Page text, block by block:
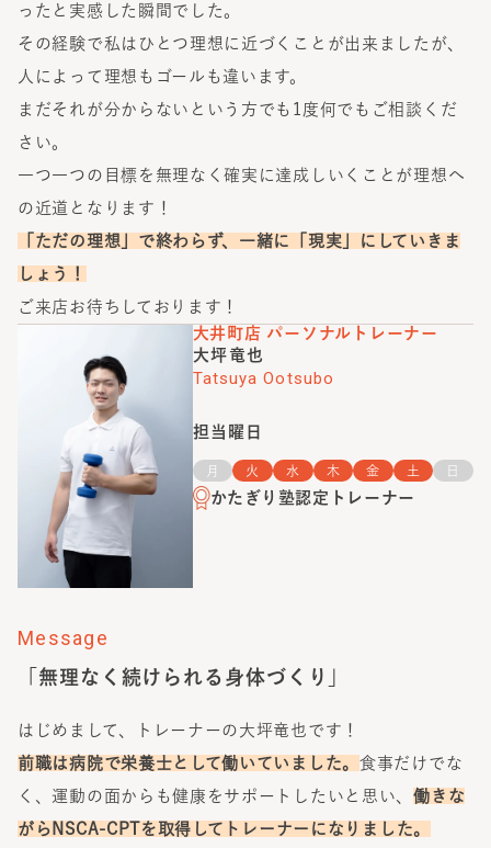
ったと実感した瞬間でした。
その経験で私はひとつ理想に近づくことが出来ましたが、
人によって理想もゴールも違います。
まだそれが分からないという方でも1度何でもご相談くだ
さい。
一つ一つの目標を無理なく確実に達成しいくことが理想へ
の近道となります！
「ただの理想」で終わらず、一緒に「現実」にしていきま
しょう！
ご来店お待ちしております！
大井町店 パーソナルトレーナー
大坪竜也
Tatsuya Ootsubo
担当曜日
月 火 水 木 金 土 日
かたぎり塾認定トレーナー
「無理なく続けられる身体づくり」
Message
はじめまして、トレーナーの大坪竜也です！
前職は病院で栄養士として働いていました。 食事だけでな
く、運動の面からも健康をサポートしたいと思い、働きな
がらNSCA-CPTを取得してトレーナーになりました。